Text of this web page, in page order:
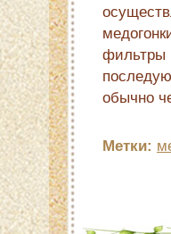
фильтры
обычно
Метки: